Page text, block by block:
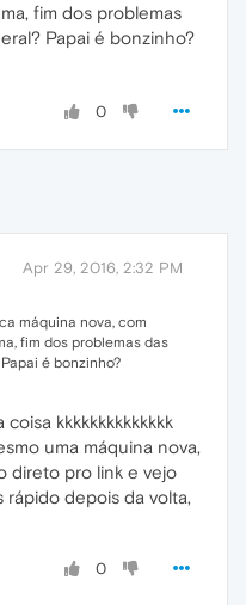
fim dos problemas
Papai é bonzinho?
0
Apr 29, 2016, 2:32 PM
máquina nova, com
fim dos problemas das
é bonzinho?
kkkkkkkkkkkkkk
uma máquina nova,
direto pro link e vejo
rápido depois da volta,
0